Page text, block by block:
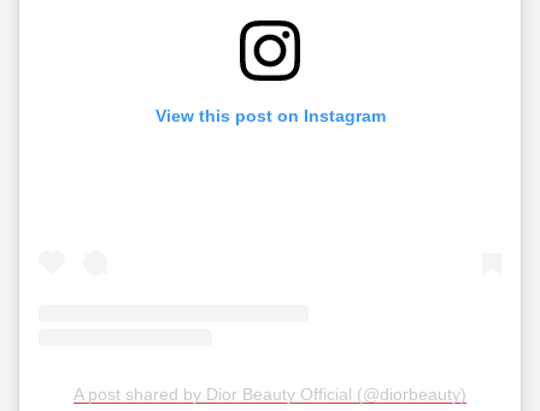
View this post on Instagram
A post shared by Dior Beauty Official (@diorbeauty)